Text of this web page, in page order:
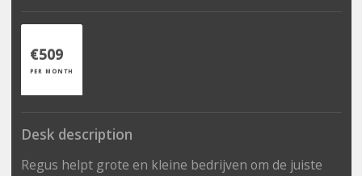
€509
PER MONTH
Desk description
Regus helpt grote en kleine bedrijven om de juiste